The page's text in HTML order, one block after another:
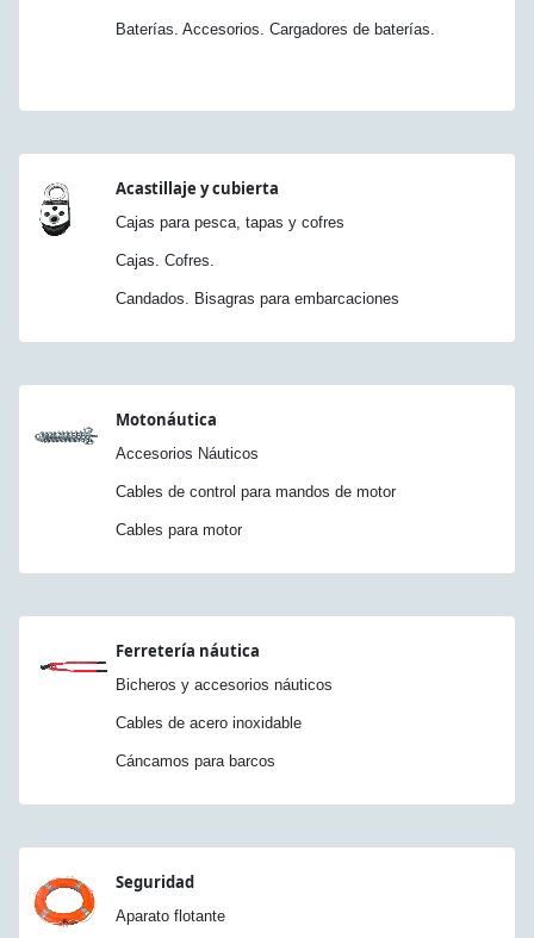
Baterías. Accesorios. Cargadores de baterías.
Acastillaje y cubierta
Cajas para pesca, tapas y cofres
Cajas. Cofres.
Candados. Bisagras para embarcaciones
Motonáutica
Accesorios Náuticos
Cables de control para mandos de motor
Cables para motor
Ferretería náutica
Bicheros y accesorios náuticos
Cables de acero inoxidable
Cáncamos para barcos
Seguridad
Aparato flotante